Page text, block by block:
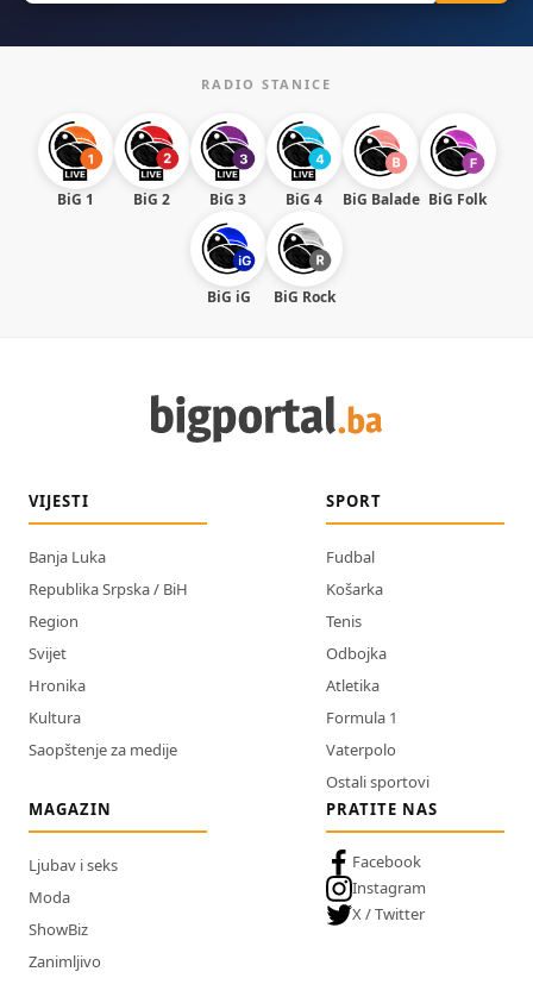
RADIO STANICE
BiG 1 BiG 2 BiG 3 BiG 4 BiG Balade BiG Folk
BiG iG BiG Rock
VIJESTI
Banja Luka
Republika Srpska / BiH
Region
Svijet
Hronika
Kultura
Saopštenje za medije
SPORT
Fudbal
Košarka
Tenis
Odbojka
Atletika
Formula 1
Vaterpolo
Ostali sportovi
MAGAZIN
Ljubav i seks
Moda
ShowBiz
Zanimljivo
PRATITE NAS
Facebook
Instagram
X / Twitter